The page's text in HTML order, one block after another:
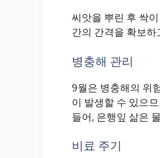
씨앗을 뿌린 후 싹
간의 간격을 확보
병충해 관리
9월은 병충해의 위
이 발생할 수 있으
들어, 은행잎 삶은
비료 주기